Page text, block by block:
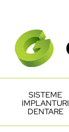
SISTEME
IMPLANTURI
DENTARE